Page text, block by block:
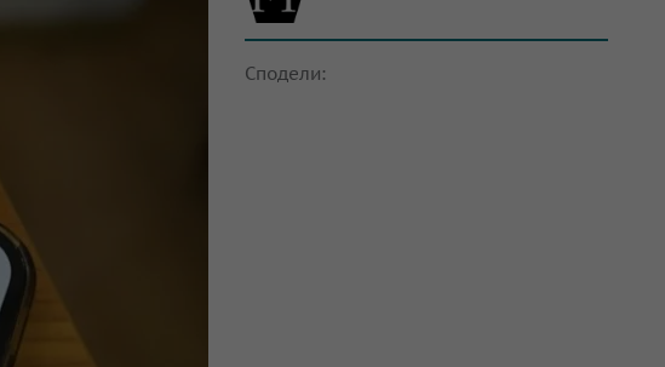
Сподели: